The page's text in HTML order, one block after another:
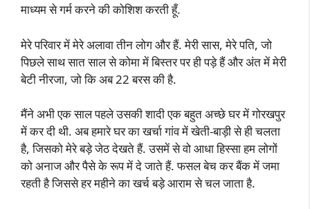
माध्यम से गर्म करने की कोशिश करती हूँ.
मेरे परिवार में मेरे अलावा तीन लोग और हैं. मेरी सास, मेरे पति, जो
पिछले साथ सात साल से कोमा में बिस्तर पर ही पड़े हैं और अंत में मेरी
बेटी नीरजा, जो कि अब 22 बरस की है.
मैंने अभी एक साल पहले उसकी शादी एक बहुत अच्छे घर में गोरखपुर
में कर दी थी. अब हमारे घर का खर्चा गांव में खेती-बाड़ी से ही चलता
है, जिसको मेरे बड़े जेठ देखते हैं. उसमें से वो आधा हिस्सा हम लोगों
को अनाज और पैसे के रूप में दे जाते हैं. फसल बेच कर बैंक में जमा
रहती है जिससे हर महीने का खर्च बड़े आराम से चल जाता है.